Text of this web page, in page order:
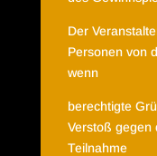
Der
Personen von
wenn
berechtigte
Verstoß gegen
Teilnahme